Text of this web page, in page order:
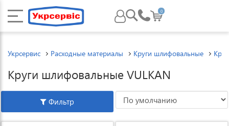
0
Укрсервис Расходные материалы Круги шлифовальные
Круги шлифовальные VULKAN
Фильтр